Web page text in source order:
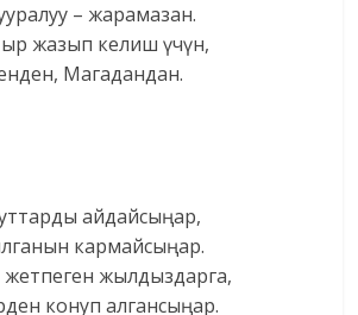
– жарамазан.
жазып келиш үчүн,
Магадандан.
айдайсыңар,
кармайсыңар.
жылдыздарга,
конуп алгансыңар.